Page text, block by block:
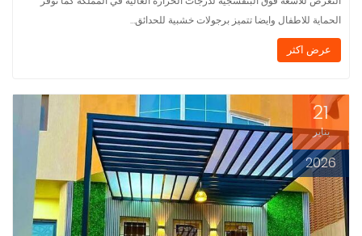
الحماية للاطفال وايضا تتميز برجولات خشبية للحدائق…
عرض اكثر
21
يناير
2026